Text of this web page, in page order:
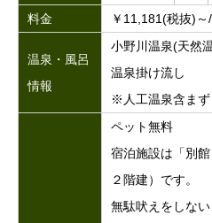
料金 ￥11,181(税抜)
温泉・風呂
情報
小野川温泉(天然
温泉掛け流し
※人工温泉含まず
ペット無料
宿泊施設は「別
２階建）です。
無駄吠えをしな